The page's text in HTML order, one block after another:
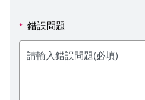
教學媒體處
電算中心
意見信箱
各單位意見信箱
影音資訊
* 錯誤問題